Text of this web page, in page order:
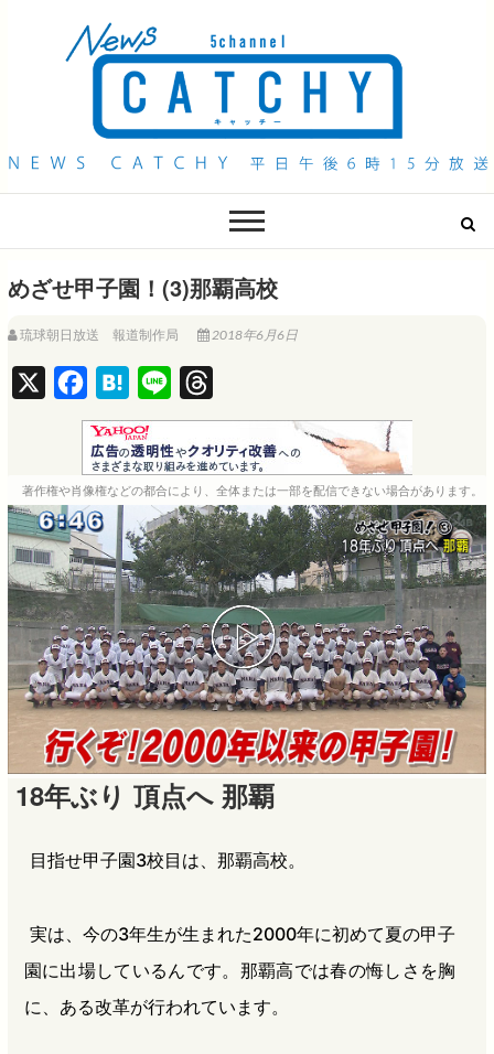
QAB NEWS Headline
めざせ甲子園！(3)那覇高校
琉球朝日放送 報道制作局 2018年6月6日
a
c
e
b
o
o
k
H
a
t
e
a
i
n
e
h
r
e
a
d
s
著作権や肖像権などの都合により、全体または一部を配信できない場合があります。
18年ぶり 頂点へ 那覇
目指せ甲子園3校目は、那覇高校。
実は、今の3年生が生まれた2000年に初めて夏の甲子
園に出場しているんです。那覇高では春の悔しさを胸
に、ある改革が行われています。